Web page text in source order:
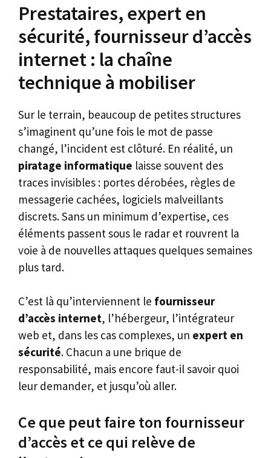
Prestataires, expert en
sécurité, fournisseur d’accès
internet : la chaîne
technique à mobiliser
Sur le terrain, beaucoup de petites structures
s’imaginent qu’une fois le mot de passe
changé, l’incident est clôturé. En réalité, un
piratage informatique laisse souvent des
traces invisibles : portes dérobées, règles de
messagerie cachées, logiciels malveillants
discrets. Sans un minimum d’expertise, ces
éléments passent sous le radar et rouvrent la
voie à de nouvelles attaques quelques semaines
plus tard.
C’est là qu’interviennent le fournisseur
d’accès internet, l’hébergeur, l’intégrateur
web et, dans les cas complexes, un expert en
sécurité. Chacun a une brique de
responsabilité, mais encore faut-il savoir quoi
leur demander, et jusqu’où aller.
Ce que peut faire ton fournisseur
d’accès et ce qui relève de